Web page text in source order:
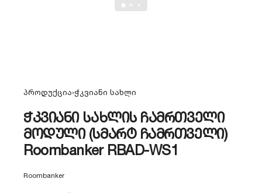
პროდუქცია›ჭკვიანი სახლი
ჭკვიანი სახლის ჩამრთველი
მოდული (სმარტ ჩამრთველი)
Roombanker RBAD-WS1
Roombanker